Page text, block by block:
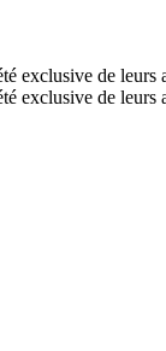
exclusive de leurs
exclusive de leurs